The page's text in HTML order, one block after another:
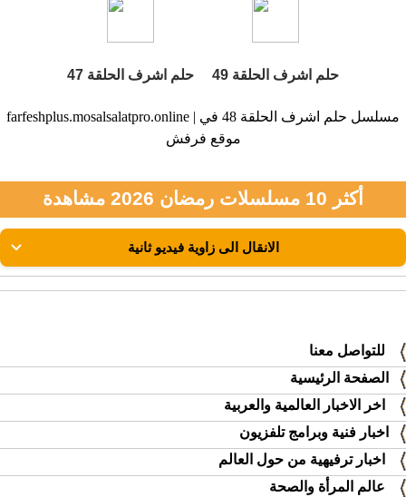
حلم اشرف الحلقة 49 حلم اشرف الحلقة 47
farfeshplus.mosalsalatpro.online | مسلسل حلم اشرف الحلقة 48 في
موقع فرفش
أكثر 10 مسلسلات رمضان 2026 مشاهدة
للتواصل معنا
الصفحة الرئيسية
اخر الاخبار العالمية والعربية
اخبار فنية وبرامج تلفزيون
اخبار ترفيهية من حول العالم
عالم المرأة والصحة